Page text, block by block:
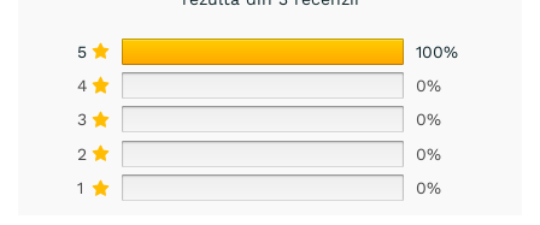
5
100%
4
0%
3
0%
2
0%
1
0%